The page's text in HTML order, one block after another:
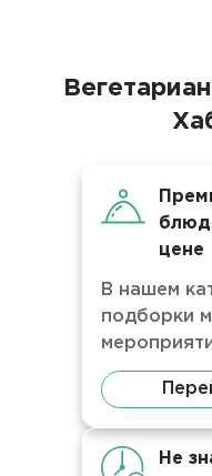
блюд
цене
В нашем
подборки
Не